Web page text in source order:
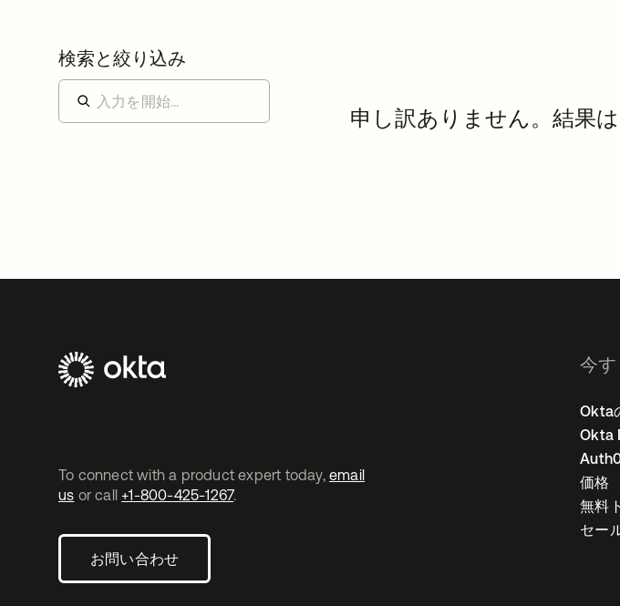
検索と絞り込み
申し訳ありません。結果
To connect with a product expert today, email
us or call +1-800-425-1267.
お問い合わせ
今
Okta
Okta
価格
無料
セー